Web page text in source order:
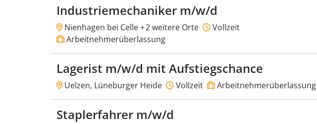
Industriemechaniker m/w/d
Nienhagen bei Celle +2 weitere Orte
Vollzeit
Arbeitnehmerüberlassung
Lagerist m/w/d mit Aufstiegschance
Uelzen, Lüneburger Heide Vollzeit Arbeitnehmerüberlassung
Staplerfahrer m/w/d